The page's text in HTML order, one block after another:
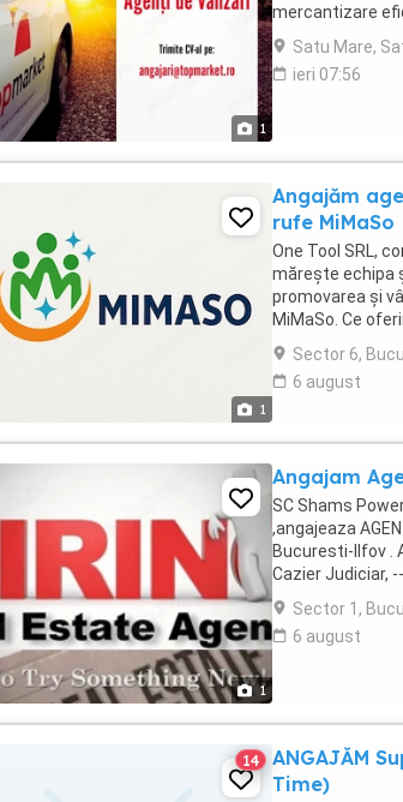
1
mercantizare
vânzărilor și
Satu Mare,
ieri 07:56
1
Angajăm
rufe MiMaSo
One Tool SRL,
mărește echipa
promovarea și
MiMaSo. Ce
posibilitate reală
Sector 6,
6 august
1
Angajam
SC Shams
,angajeaza
Bucuresti-Ilfov .
Cazier Judiciar,
experienta in
Sector 1,
6 august
14
ANGAJĂM
Time)